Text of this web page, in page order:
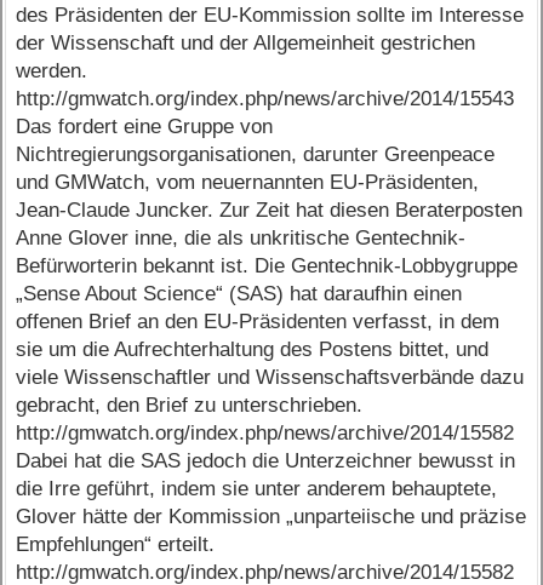
des Präsidenten der EU-Kommission sollte im Interesse
der Wissenschaft und der Allgemeinheit gestrichen
werden.
http://gmwatch.org/index.php/news/archive/2014/15543
Das fordert eine Gruppe von
Nichtregierungsorganisationen, darunter Greenpeace
und GMWatch, vom neuernannten EU-Präsidenten,
Jean-Claude Juncker. Zur Zeit hat diesen Beraterposten
Anne Glover inne, die als unkritische Gentechnik-
Befürworterin bekannt ist. Die Gentechnik-Lobbygruppe
„Sense About Science“ (SAS) hat daraufhin einen
offenen Brief an den EU-Präsidenten verfasst, in dem
sie um die Aufrechterhaltung des Postens bittet, und
viele Wissenschaftler und Wissenschaftsverbände dazu
gebracht, den Brief zu unterschrieben.
http://gmwatch.org/index.php/news/archive/2014/15582
Dabei hat die SAS jedoch die Unterzeichner bewusst in
die Irre geführt, indem sie unter anderem behauptete,
Glover hätte der Kommission „unparteiische und präzise
Empfehlungen“ erteilt.
http://gmwatch.org/index.php/news/archive/2014/15582